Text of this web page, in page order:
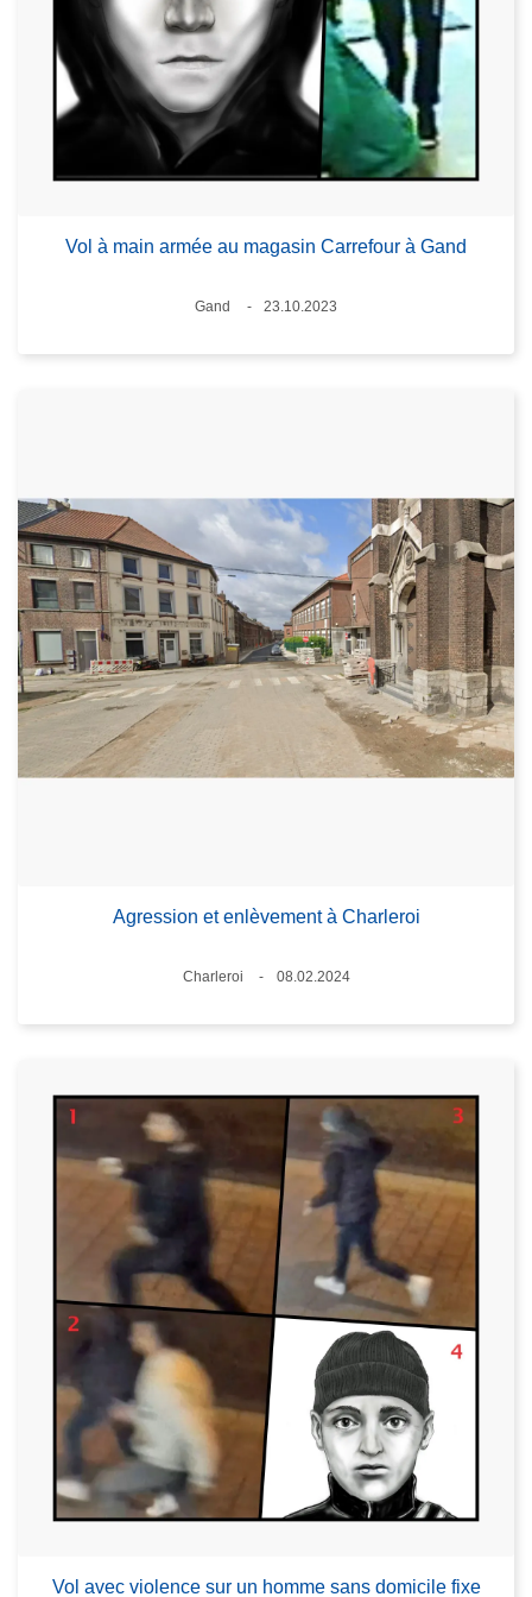
Vol à main armée au magasin Carrefour à Gand
Lieux
Gand
23.10.2023
Agression et enlèvement à Charleroi
Lieux
Charleroi
08.02.2024
Vol avec violence sur un homme sans domicile fixe